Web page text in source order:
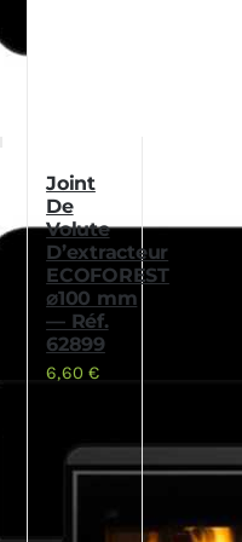
Joint
De
Volute
D’extracteur
ECOFOREST
⌀100 mm
— Réf.
62899
6,60€